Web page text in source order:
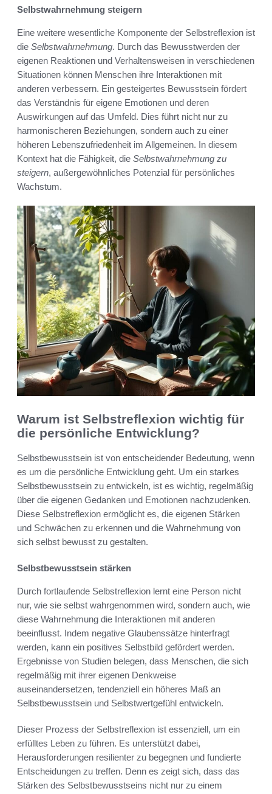
Selbstwahrnehmung steigern
Eine weitere wesentliche Komponente der Selbstreflexion ist
die Selbstwahrnehmung. Durch das Bewusstwerden der
eigenen Reaktionen und Verhaltensweisen in verschiedenen
Situationen können Menschen ihre Interaktionen mit
anderen verbessern. Ein gesteigertes Bewusstsein fördert
das Verständnis für eigene Emotionen und deren
Auswirkungen auf das Umfeld. Dies führt nicht nur zu
harmonischeren Beziehungen, sondern auch zu einer
höheren Lebenszufriedenheit im Allgemeinen. In diesem
Kontext hat die Fähigkeit, die Selbstwahrnehmung zu
steigern, außergewöhnliches Potenzial für persönliches
Wachstum.
Warum ist Selbstreflexion wichtig für
die persönliche Entwicklung?
Selbstbewusstsein ist von entscheidender Bedeutung, wenn
es um die persönliche Entwicklung geht. Um ein starkes
Selbstbewusstsein zu entwickeln, ist es wichtig, regelmäßig
über die eigenen Gedanken und Emotionen nachzudenken.
Diese Selbstreflexion ermöglicht es, die eigenen Stärken
und Schwächen zu erkennen und die Wahrnehmung von
sich selbst bewusst zu gestalten.
Selbstbewusstsein stärken
Durch fortlaufende Selbstreflexion lernt eine Person nicht
nur, wie sie selbst wahrgenommen wird, sondern auch, wie
diese Wahrnehmung die Interaktionen mit anderen
beeinflusst. Indem negative Glaubenssätze hinterfragt
werden, kann ein positives Selbstbild gefördert werden.
Ergebnisse von Studien belegen, dass Menschen, die sich
regelmäßig mit ihrer eigenen Denkweise
auseinandersetzen, tendenziell ein höheres Maß an
Selbstbewusstsein und Selbstwertgefühl entwickeln.
Dieser Prozess der Selbstreflexion ist essenziell, um ein
erfülltes Leben zu führen. Es unterstützt dabei,
Herausforderungen resilienter zu begegnen und fundierte
Entscheidungen zu treffen. Denn es zeigt sich, dass das
Stärken des Selbstbewusstseins nicht nur zu einem